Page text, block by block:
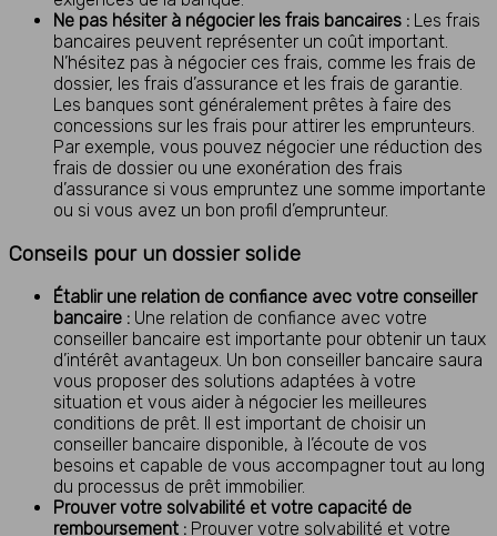
Ne pas hésiter à négocier les frais bancaires : Les frais
bancaires peuvent représenter un coût important.
N’hésitez pas à négocier ces frais, comme les frais de
dossier, les frais d’assurance et les frais de garantie.
Les banques sont généralement prêtes à faire des
concessions sur les frais pour attirer les emprunteurs.
Par exemple, vous pouvez négocier une réduction des
frais de dossier ou une exonération des frais
d’assurance si vous empruntez une somme importante
ou si vous avez un bon profil d’emprunteur.
Conseils pour un dossier solide
Établir une relation de confiance avec votre conseiller
bancaire : Une relation de confiance avec votre
conseiller bancaire est importante pour obtenir un taux
d’intérêt avantageux. Un bon conseiller bancaire saura
vous proposer des solutions adaptées à votre
situation et vous aider à négocier les meilleures
conditions de prêt. Il est important de choisir un
conseiller bancaire disponible, à l’écoute de vos
besoins et capable de vous accompagner tout au long
du processus de prêt immobilier.
Prouver votre solvabilité et votre capacité de
remboursement : Prouver votre solvabilité et votre